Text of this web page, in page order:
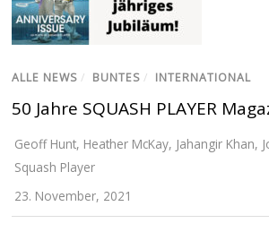
ALLE NEWS / BUNTES / INTERNATIONAL
50 Jahre SQUASH PLAYER
Geoff Hunt, Heather McKay, Jahangir Khan,
Squash Player
23. November, 2021